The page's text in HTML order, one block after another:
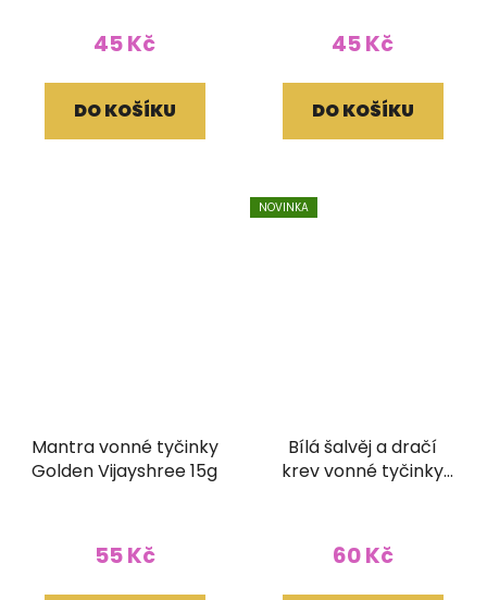
hodnocení
je
5,0
45 Kč
DO KOŠÍKU
45 Kč
DO KOŠÍKU
Mantra vonné tyčinky
Golden Vijayshree 15g
55 Kč
NOVINKA
Bílá šalvěj a dračí
krev vonné tyčinky
60 Kč